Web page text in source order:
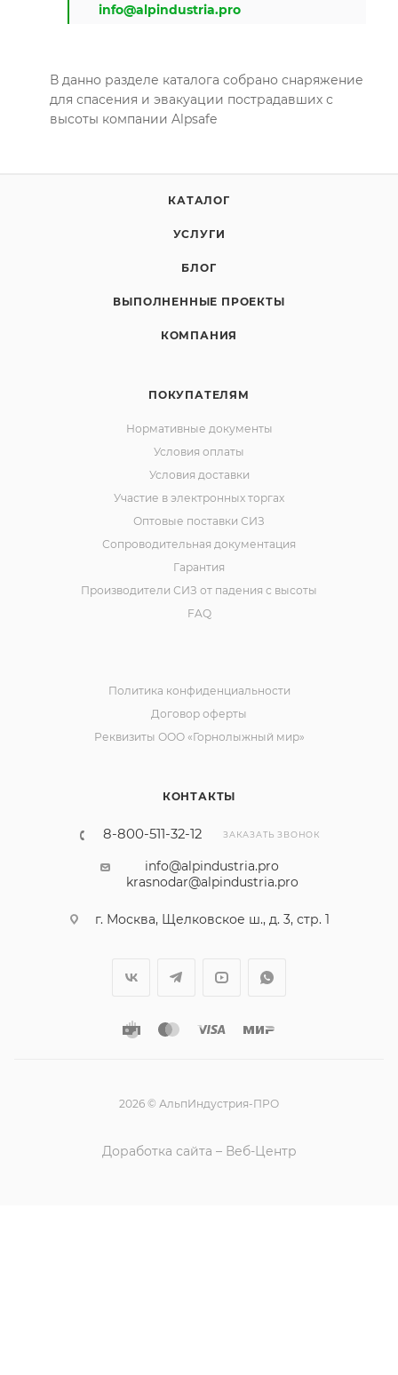
info@alpindustria.pro
В данно разделе каталога собрано снаряжение
для спасения и эвакуации пострадавших с
высоты компании Alpsafe
КАТАЛОГ
УСЛУГИ
БЛОГ
ВЫПОЛНЕННЫЕ ПРОЕКТЫ
КОМПАНИЯ
ПОКУПАТЕЛЯМ
Нормативные документы
Условия оплаты
Условия доставки
Участие в электронных торгах
Оптовые поставки СИЗ
Сопроводительная документация
Гарантия
Производители СИЗ от падения с высоты
FAQ
КОНТАКТЫ
8-800-511-32-12 ЗАКАЗАТЬ ЗВОНОК
info@alpindustria.pro
krasnodar@alpindustria.pro
г. Москва, Щелковское ш., д. 3, стр. 1
Политика конфиденциальности
Договор оферты
Реквизиты ООО «Горнолыжный мир»
2026 © АльпИндустрия-ПРО
Доработка сайта – Веб-Центр